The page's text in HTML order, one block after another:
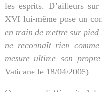
les esprits. D’ailleurs
XVI lui-même pose un
en train de mettre sur
ne reconnaît rien
mesure ultime son
Vaticane le 18/04/2005).